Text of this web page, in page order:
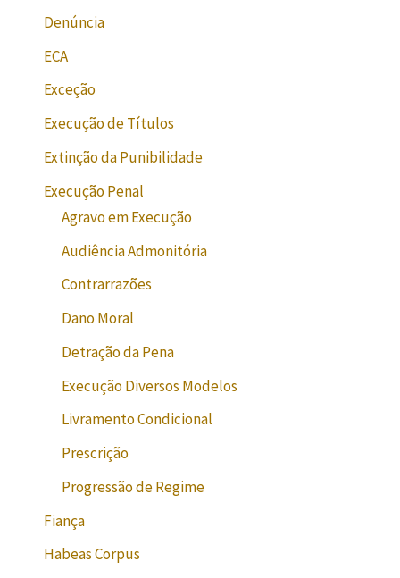
Denúncia
ECA
Exceção
Execução de Títulos
Extinção da Punibilidade
Execução Penal
Agravo em Execução
Audiência Admonitória
Contrarrazões
Dano Moral
Detração da Pena
Execução Diversos Modelos
Livramento Condicional
Prescrição
Progressão de Regime
Fiança
Habeas Corpus